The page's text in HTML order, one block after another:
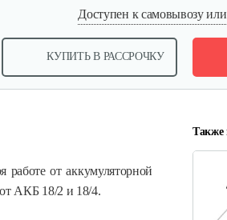
Доступен к самовывозу
КУПИТЬ В РАССРОЧКУ
работе от аккумуляторной
от АКБ 18/2 и 18/4.
Также